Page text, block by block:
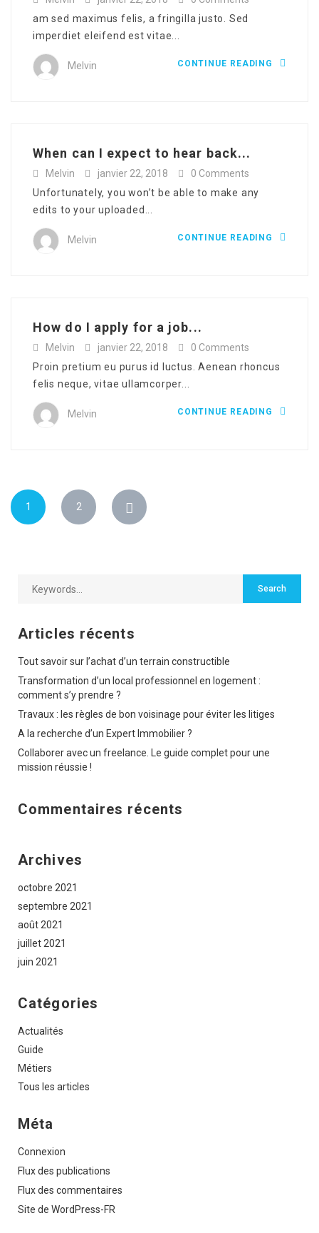
am sed maximus felis, a fringilla justo. Sed
imperdiet eleifend est vitae...
Melvin CONTINUE READING
When can I expect to hear back...
Melvin janvier 22, 2018
0 Comments
Unfortunately, you won’t be able to make any
edits to your uploaded...
Melvin CONTINUE READING
How do I apply for a job...
Melvin janvier 22, 2018
0 Comments
Proin pretium eu purus id luctus. Aenean rhoncus
felis neque, vitae ullamcorper...
Melvin CONTINUE READING
1 2
Articles récents
Tout savoir sur l’achat d’un terrain constructible
Transformation d’un local professionnel en logement :
comment s’y prendre ?
Travaux : les règles de bon voisinage pour éviter les litiges
A la recherche d’un Expert Immobilier ?
Collaborer avec un freelance. Le guide complet pour une
mission réussie !
Commentaires récents
Archives
octobre 2021
septembre 2021
août 2021
juillet 2021
juin 2021
Catégories
Actualités
Guide
Métiers
Tous les articles
Méta
Connexion
Flux des publications
Flux des commentaires
Site de WordPress-FR